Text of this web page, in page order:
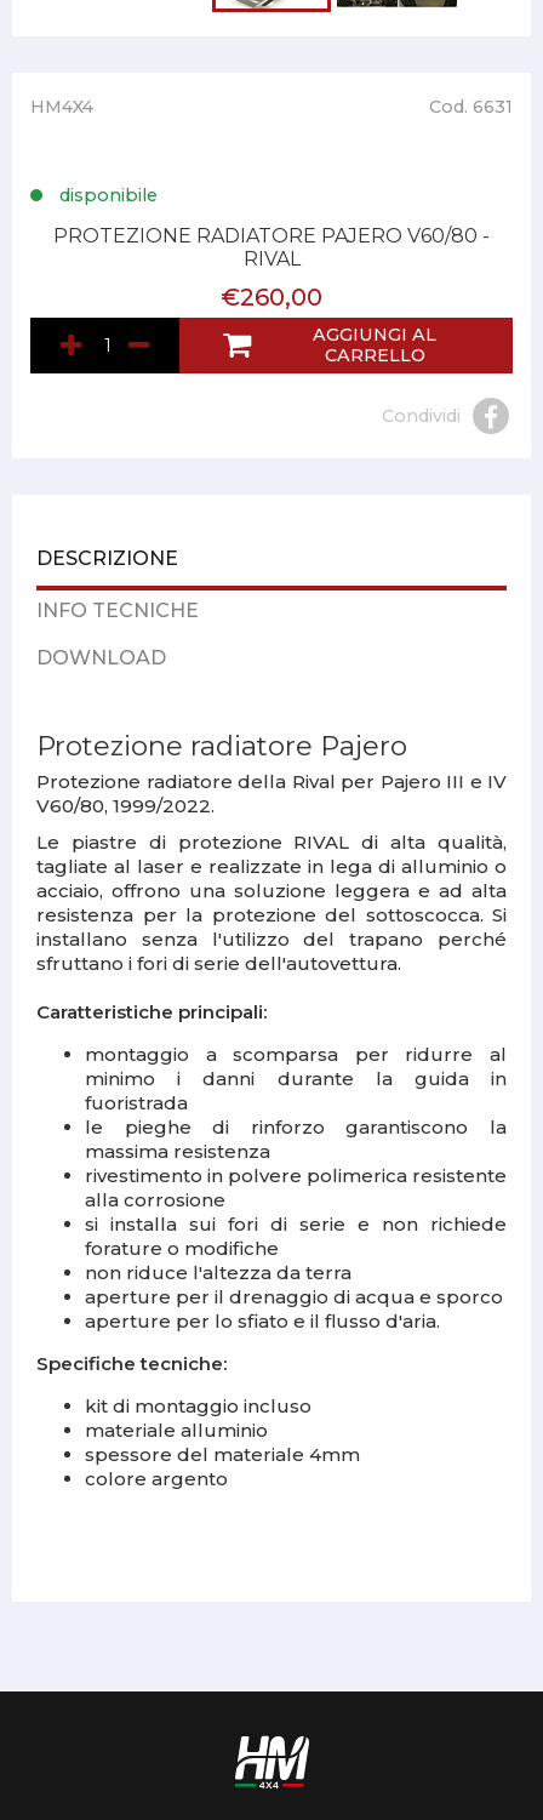
HM4X4 Cod. 6631
disponibile
PROTEZIONE RADIATORE PAJERO V60/80 -
RIVAL
€260,00
AGGIUNGI AL
CARRELLO
Condividi
DESCRIZIONE
INFO TECNICHE
DOWNLOAD
Protezione radiatore Pajero
Protezione radiatore della Rival per Pajero III e IV
V60/80, 1999/2022.
Le piastre di protezione RIVAL di alta qualità,
tagliate al laser e realizzate in lega di alluminio o
acciaio, offrono una soluzione leggera e ad alta
resistenza per la protezione del sottoscocca. Si
installano senza l'utilizzo del trapano perché
sfruttano i fori di serie dell'autovettura.
Caratteristiche principali:
montaggio a scomparsa per ridurre al
minimo i danni durante la guida in
fuoristrada
le pieghe di rinforzo garantiscono la
massima resistenza
rivestimento in polvere polimerica resistente
alla corrosione
si installa sui fori di serie e non richiede
forature o modifiche
non riduce l'altezza da terra
aperture per il drenaggio di acqua e sporco
aperture per lo sfiato e il flusso d'aria.
Specifiche tecniche:
kit di montaggio incluso
materiale alluminio
spessore del materiale 4mm
colore argento